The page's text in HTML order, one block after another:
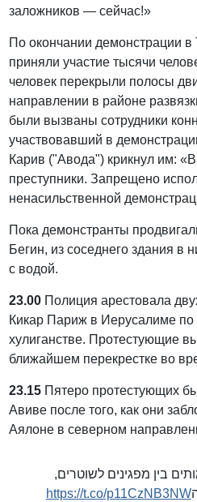
заложников — сейчас!»
По окончании демонстрации в
приняли участие тысячи
человек перекрыли полосы
направлении в районе
были вызваны сотрудники
участвовавший в
Карив ("Авода") крикнул им:
преступники. Запрещено
ненасильственной
Пока демонстранты
Бегин, из соседнего здания в
с водой.
23.00 Полиция арестовала
Кикар Париж в Иерусалиме по
хулиганстве. Протестующие
ближайшем перекрестке во
23.15 Пятеро протестующих
Авиве после того, как они
Аялоне в северном
בין מפגינים לשוטרים,
https://t.co/p11CzNB3NW